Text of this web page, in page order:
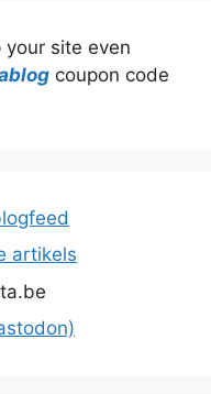
your site even
coupon code
artikels